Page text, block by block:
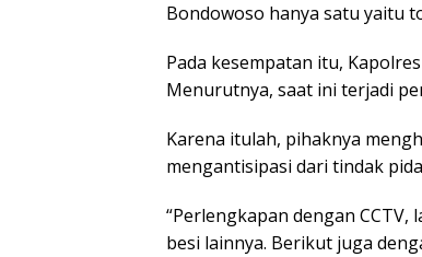
Bondowoso hanya satu yaitu
Pada kesempatan itu,
Menurutnya, saat ini terjadi
Karena itulah, pihaknya
mengantisipasi dari tindak
“Perlengkapan dengan
besi lainnya. Berikut juga